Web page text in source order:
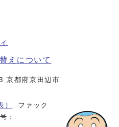
えについて
京都府京田辺市
ファック
：